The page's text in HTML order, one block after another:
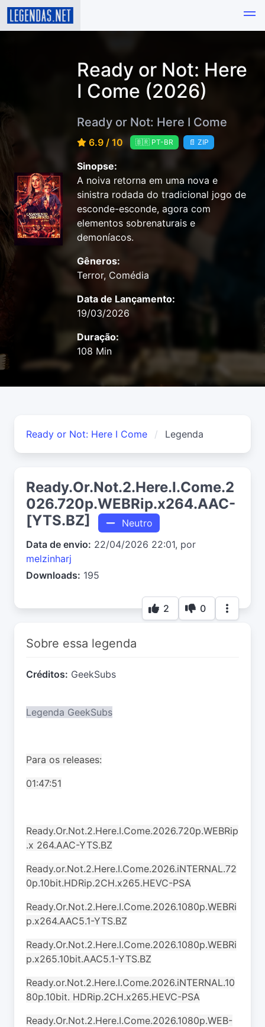
Ready or Not: Here
I Come (2026)
Ready or Not: Here I Come
6.9 / 10 🇧🇷 PT-BR 📄 ZIP
Sinopse:
A noiva retorna em uma nova e
sinistra rodada do tradicional jogo de
esconde-esconde, agora com
elementos sobrenaturais e
demoníacos.
Gêneros:
Terror, Comédia
Data de Lançamento:
19/03/2026
Duração:
108 Min
Ready or Not: Here I Come Legenda
Ready.Or.Not.2.Here.I.Come.2
026.720p.WEBRip.x264.AAC-
[YTS.BZ]
Neutro
Data de envio: 22/04/2026 22:01, por
melzinharj
Downloads: 195
2 0
Sobre essa legenda
Créditos: GeekSubs
Legenda GeekSubs
Para os releases:
01:47:51
Ready.Or.Not.2.Here.I.Come.2026.720p.WEBRip
.x 264.AAC-YTS.BZ
Ready.or.Not.2.Here.I.Come.2026.iNTERNAL.72
0p.10bit.HDRip.2CH.x265.HEVC-PSA
Ready.Or.Not.2.Here.I.Come.2026.1080p.WEBRi
p.x264.AAC5.1-YTS.BZ
Ready.Or.Not.2.Here.I.Come.2026.1080p.WEBRi
p.x265.10bit.AAC5.1-YTS.BZ
Ready.or.Not.2.Here.I.Come.2026.iNTERNAL.10
80p.10bit. HDRip.2CH.x265.HEVC-PSA
Ready.Or.Not.2.Here.I.Come.2026.1080p.WEB-